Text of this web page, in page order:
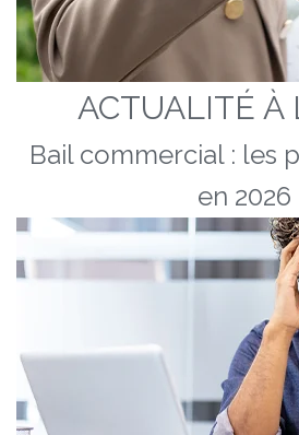
ACTUALITÉ À
Bail commercial : les
en 2026